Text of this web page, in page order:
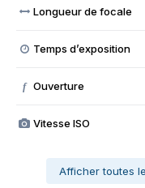
Longueur de focale
Temps d’exposition
f Ouverture
Vitesse ISO
Afficher toutes